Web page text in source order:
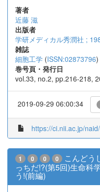
著者
近藤 滋
出版者
学研メディカル秀潤社 ;
雑誌
細胞工学 (ISSN:02873796)
巻号頁・発行日
vol.33, no.2, pp.216-218,
2019-09-29 06:00:34
https://ci.nii.ac.jp/
1 0 0 0
こんどう
っちだ!?(第5回)生命科
う!(前編)